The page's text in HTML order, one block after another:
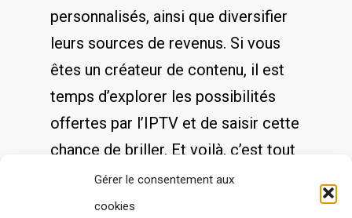
Gérer le consentement aux
cookies
personnalisés, ainsi que ​diversifier
leurs sources de revenus. Si vous
êtes un créateur de contenu, il est
temps d’explorer les possibilités
offertes par⁣ l’IPTV et de saisir cette
chance​ de briller. Et voilà, c’est tout
⁣pour cet article sur ⁢”L’IPTV et
⁤l’innovation: Un mariage parfait”!